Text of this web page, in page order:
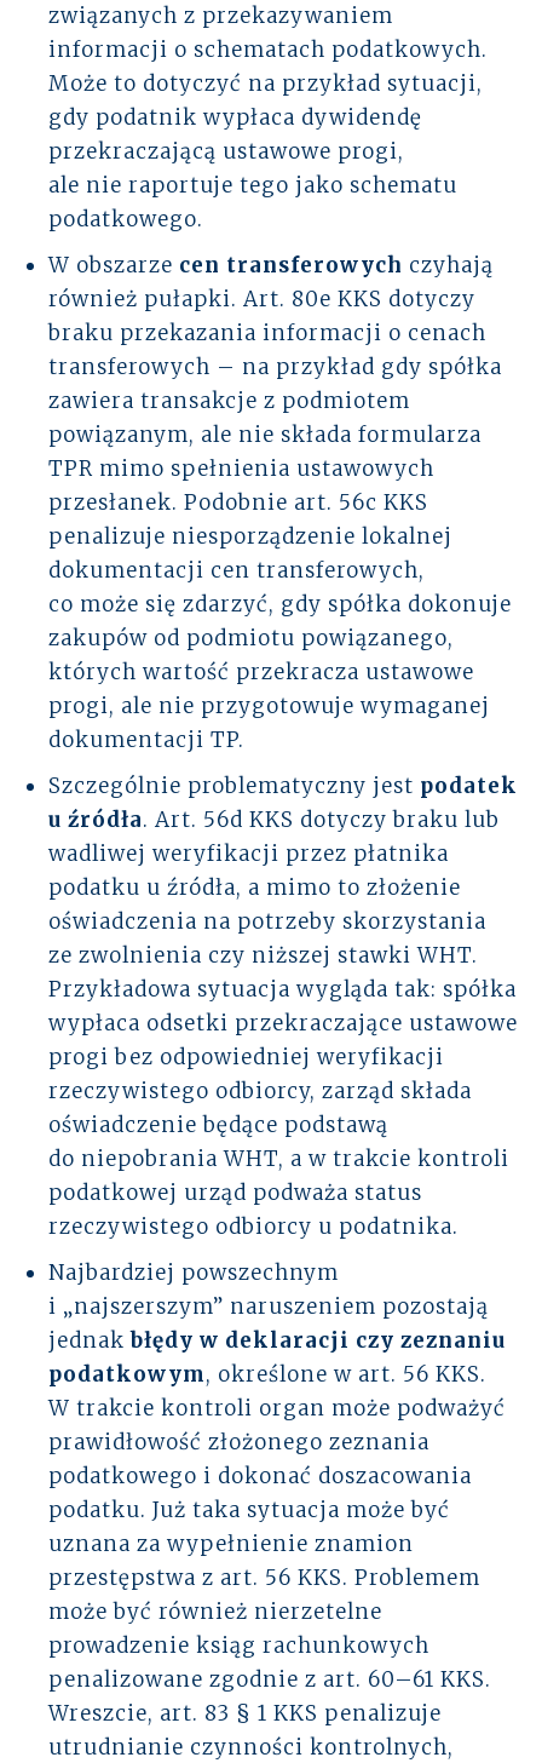
związanych z przekazywaniem
informacji o schematach podatkowych.
Może to dotyczyć na przykład sytuacji,
gdy podatnik wypłaca dywidendę
przekraczającą ustawowe progi,
ale nie raportuje tego jako schematu
podatkowego.
W obszarze cen transferowych czyhają
również pułapki. Art. 80e KKS dotyczy
braku przekazania informacji o cenach
transferowych – na przykład gdy spółka
zawiera transakcje z podmiotem
powiązanym, ale nie składa formularza
TPR mimo spełnienia ustawowych
przesłanek. Podobnie art. 56c KKS
penalizuje niesporządzenie lokalnej
dokumentacji cen transferowych,
co może się zdarzyć, gdy spółka dokonuje
zakupów od podmiotu powiązanego,
których wartość przekracza ustawowe
progi, ale nie przygotowuje wymaganej
dokumentacji TP.
Szczególnie problematyczny jest podatek
u źródła. Art. 56d KKS dotyczy braku lub
wadliwej weryfikacji przez płatnika
podatku u źródła, a mimo to złożenie
oświadczenia na potrzeby skorzystania
ze zwolnienia czy niższej stawki WHT.
Przykładowa sytuacja wygląda tak: spółka
wypłaca odsetki przekraczające ustawowe
progi bez odpowiedniej weryfikacji
rzeczywistego odbiorcy, zarząd składa
oświadczenie będące podstawą
do niepobrania WHT, a w trakcie kontroli
podatkowej urząd podważa status
rzeczywistego odbiorcy u podatnika.
Najbardziej powszechnym
i „najszerszym” naruszeniem pozostają
jednakbłędy w deklaracji czy zeznaniu
podatkowym, określone w art. 56 KKS.
W trakcie kontroli organ może podważyć
prawidłowość złożonego zeznania
podatkowego i dokonać doszacowania
podatku. Już taka sytuacja może być
uznana za wypełnienie znamion
przestępstwa z art. 56 KKS. Problemem
może być również nierzetelne
prowadzenie ksiąg rachunkowych
penalizowane zgodnie z art. 60–61 KKS.
Wreszcie, art. 83 § 1 KKS penalizuje
utrudnianie czynności kontrolnych,